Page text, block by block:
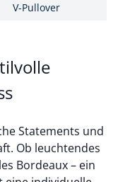
V-Pullover
Statements und
Ob leuchtendes
Bordeaux – ein